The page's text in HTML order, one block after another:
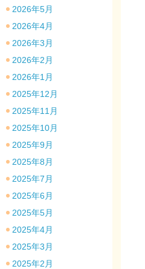
2026年5月
2026年4月
2026年3月
2026年2月
2026年1月
2025年12月
2025年11月
2025年10月
2025年9月
2025年8月
2025年7月
2025年6月
2025年5月
2025年4月
2025年3月
2025年2月